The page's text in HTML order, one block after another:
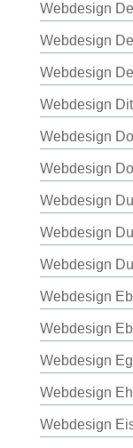
Webdesign
Webdesign
Webdesign
Webdesign
Webdesign
Webdesign
Webdesign
Webdesign
Webdesign
Webdesign
Webdesign
Webdesign
Webdesign
Webdesign